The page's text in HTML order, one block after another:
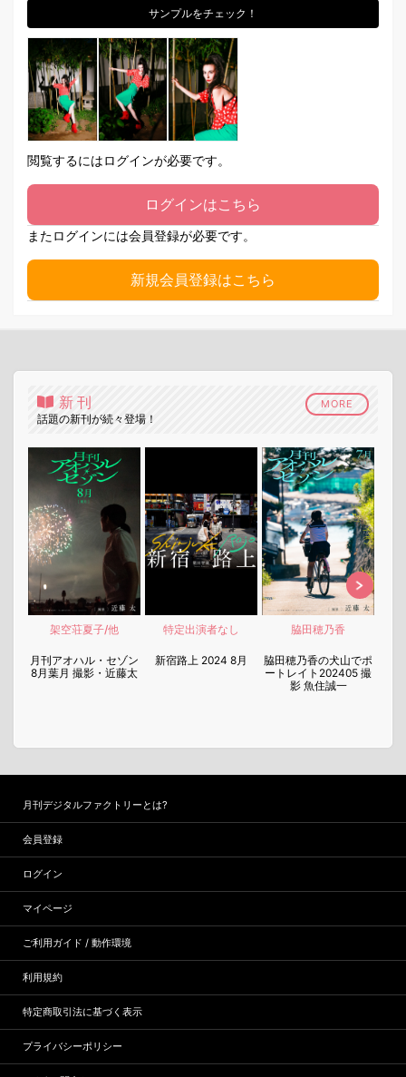
サンプルをチェック！
閲覧するにはログインが必要です。
ログインはこちら
またログインには会員登録が必要です。
新規会員登録はこちら
新刊
話題の新刊が続々登場！
MORE
架空荘夏子/他
月刊アオハル・セゾン
8月葉月 撮影・近藤太
特定出演者なし
新宿路上 2024 8月
脇田穂乃香
脇田穂乃香の犬山でポ
ートレイト202405 撮
影 魚住誠一
月刊デジタルファクトリーとは?
会員登録
ログイン
マイページ
ご利用ガイド / 動作環境
利用規約
特定商取引法に基づく表示
プライバシーポリシー